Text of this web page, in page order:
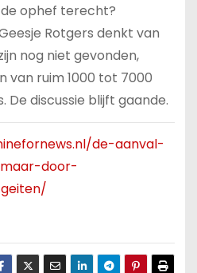
ophef terecht?
Rotgers denkt van
nog niet gevonden,
van ruim 1000 tot 7000
De discussie blijft gaande.
de-aanval-
door-